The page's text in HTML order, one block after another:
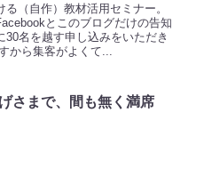
（自作）教材活用セミナー。
とこのブログだけの告知
名を越す申し込みをいただき
から集客がよくて...
さまで、間も無く満席